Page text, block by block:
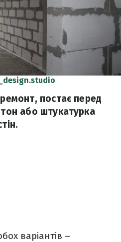
постає перед
або штукатурка
варіантів –